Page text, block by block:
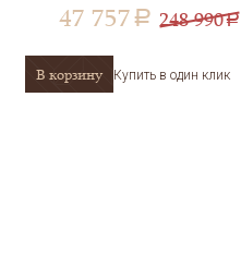
47 757 a 248 990a
В корзину Купить в один клик